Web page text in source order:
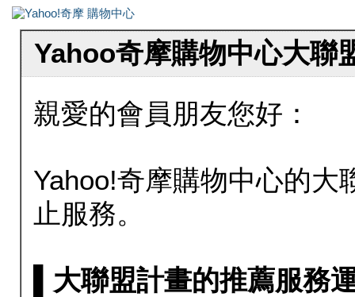
Yahoo奇摩購物中心大聯
親愛的會員朋友您好：
Yahoo!奇摩購物中心的大
止服務。
▌大聯盟計畫的推薦服務